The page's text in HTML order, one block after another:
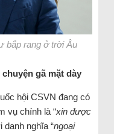
bắp rang ở trời Âu
gã mặt dày
hội CSVN đang có
vụ chính là “xin được
danh nghĩa “ngoại